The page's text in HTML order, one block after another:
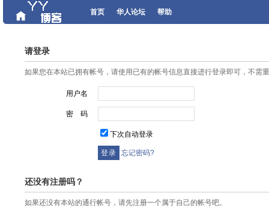
首页 华人论坛 帮助
请登录
如果您在本站已拥有帐号，请使用已有的帐号信息直接进行登录即可，不需
用户名
密 码
下次自动登录
忘记密码?
还没有注册吗？
如果还没有本站的通行帐号，请先注册一个属于自己的帐号吧。